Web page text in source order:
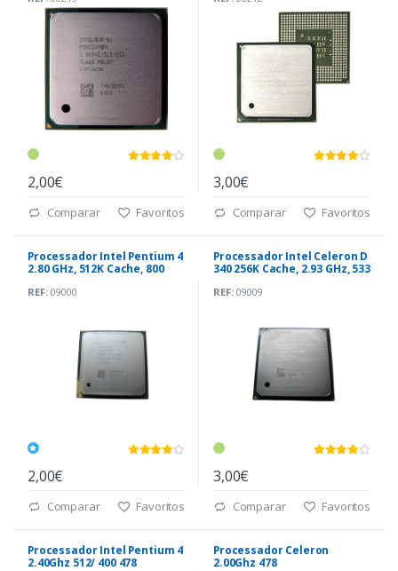
2,00€
Comparar Favoritos
3,00€
Comparar Favoritos
Processador Intel Pentium 4
2.80 GHz, 512K Cache, 800
REF:09000
2,00€
Comparar Favoritos
Processador Intel Celeron D
340 256K Cache, 2.93 GHz, 533
REF:09009
3,00€
Comparar Favoritos
Processador Intel Pentium 4
2.40Ghz 512/ 400 478
Processador Celeron
2.00Ghz 478